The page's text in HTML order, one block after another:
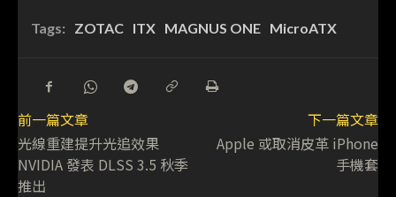
Tags: ZOTAC ITX MAGNUS ONE MicroATX
前一篇文章
光線重建提升光追效果
NVIDIA 發表 DLSS 3.5 秋季
推出
下一篇文章
Apple 或取消皮革 iPhone
手機套